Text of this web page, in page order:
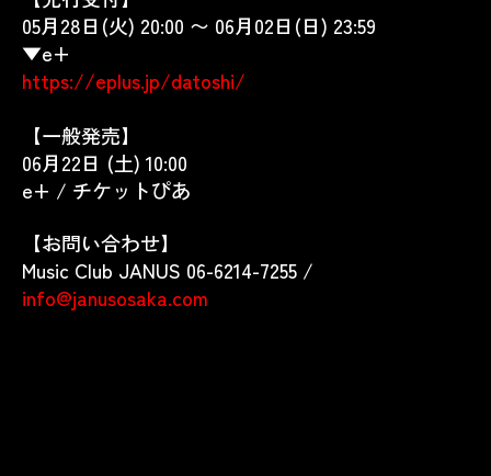
05月28日(火) 20:00 〜 06月02日(日) 23:59
▼e+
https://eplus.jp/datoshi/
【一般発売】
06月22日 (土) 10:00
e+ / チケットぴあ
【お問い合わせ】
Music Club JANUS 06-6214-7255 /
info@janusosaka.com